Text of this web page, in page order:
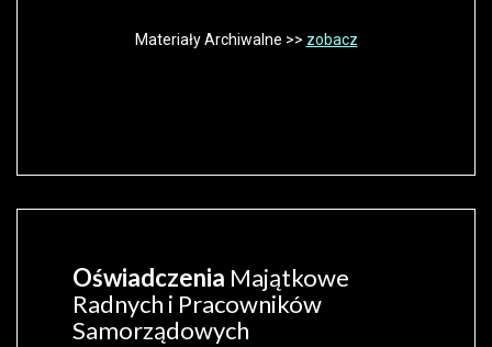
Materiały Archiwalne >> zobacz
Oświadczenia Majątkowe
Radnych i Pracowników
Samorządowych